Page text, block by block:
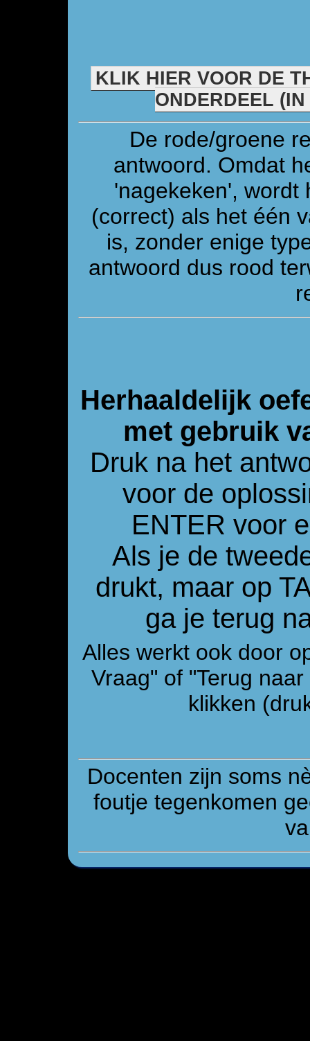
KLIK HIER VOOR DE
ONDERDEEL
De rode/groene
antwoord. Omdat
'nagekeken', wordt
(correct) als het één
is, zonder enige
antwoord dus rood
Herhaaldelijk
met gebruik
Druk na het
voor de
ENTER voor
Als je de
drukt, maar op
ga je terug
Alles werkt ook door
Vraag" of "Terug
klikken
Docenten zijn soms
foutje tegenkomen